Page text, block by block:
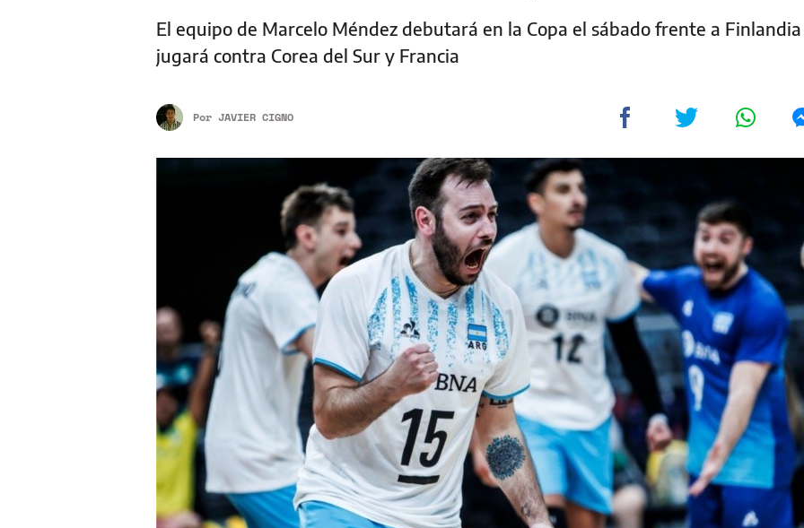
El equipo de Marcelo Méndez debutará en la Copa el sábado frente a
jugará contra Corea del Sur y Francia
Por JAVIER CIGNO